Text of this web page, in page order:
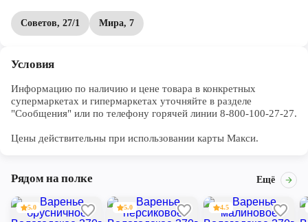
Советов, 27/1 Мира, 7
Условия
Информацию по наличию и цене товара в конкретных
супермаркетах и гипермаркетах уточняйте в разделе
"Сообщения" или по телефону горячей линии 8-800-100-27-27.
Цены действительны при использовании карты Макси.
Рядом на полке Ещё
5.0 5.0 4.5